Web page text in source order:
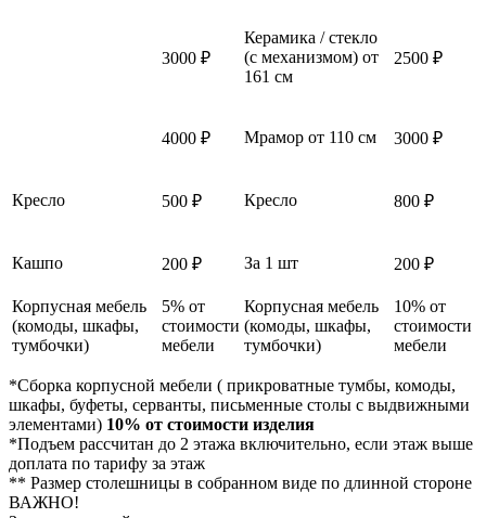
3000 ₽
Керамика / стекло
(с механизмом) от
161 см
2500 ₽
4000 ₽ Мрамор от 110 см 3000 ₽
Кресло 500 ₽ Кресло 800 ₽
Кашпо 200 ₽ За 1 шт 200 ₽
Корпусная мебель
(комоды, шкафы,
тумбочки)
5% от
стоимости
мебели
Корпусная мебель
(комоды, шкафы,
тумбочки)
10% от
стоимости
мебели
*Сборка корпусной мебели ( прикроватные тумбы, комоды,
шкафы, буфеты, серванты, письменные столы с выдвижными
элементами) 10% от стоимости изделия
*Подъем рассчитан до 2 этажа включительно, если этаж выше
доплата по тарифу за этаж
** Размер столешницы в собранном виде по длинной стороне
ВАЖНО!